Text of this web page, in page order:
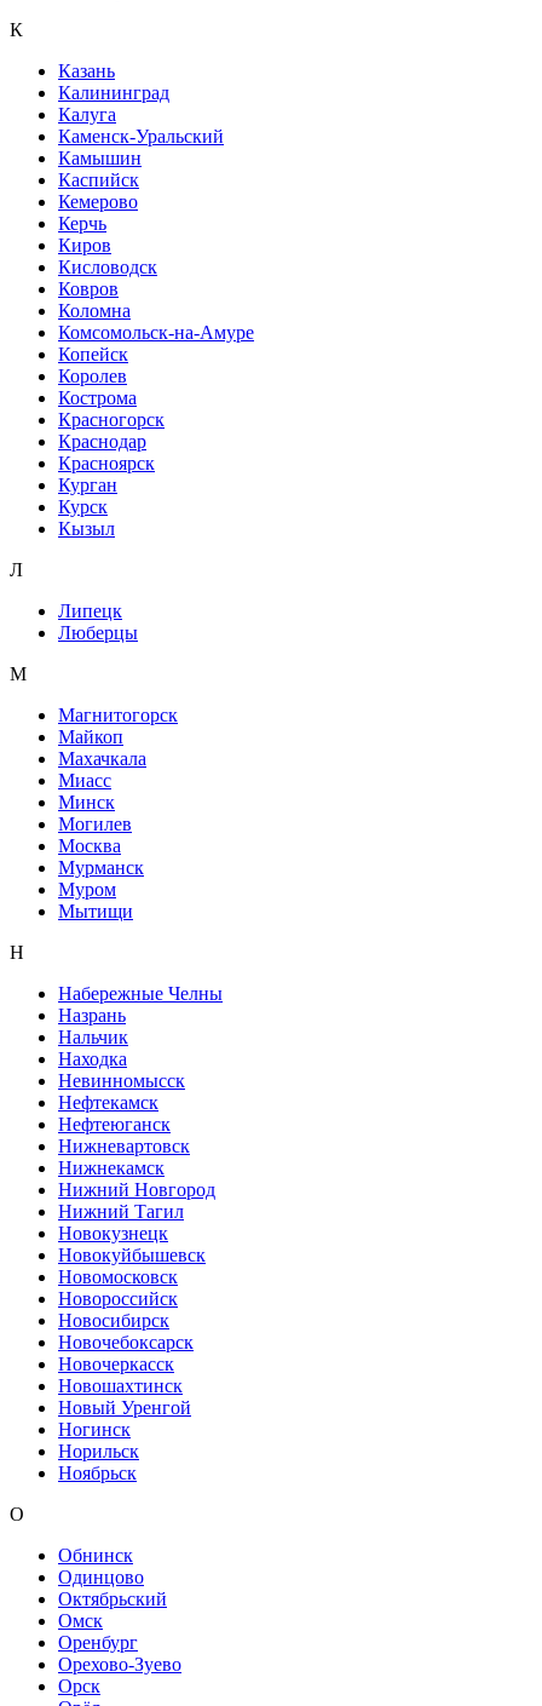
К
Казань
Калининград
Калуга
Каменск-Уральский
Камышин
Каспийск
Кемерово
Керчь
Киров
Кисловодск
Ковров
Коломна
Комсомольск-на-Амуре
Копейск
Королев
Кострома
Красногорск
Краснодар
Красноярск
Курган
Курск
Кызыл
Л
Липецк
Люберцы
М
Магнитогорск
Майкоп
Махачкала
Миасс
Минск
Могилев
Москва
Мурманск
Муром
Мытищи
Н
Набережные Челны
Назрань
Нальчик
Находка
Невинномысск
Нефтекамск
Нефтеюганск
Нижневартовск
Нижнекамск
Нижний Новгород
Нижний Тагил
Новокузнецк
Новокуйбышевск
Новомосковск
Новороссийск
Новосибирск
Новочебоксарск
Новочеркасск
Новошахтинск
Новый Уренгой
Ногинск
Норильск
Ноябрьск
О
Обнинск
Одинцово
Октябрьский
Омск
Оренбург
Орехово-Зуево
Орск